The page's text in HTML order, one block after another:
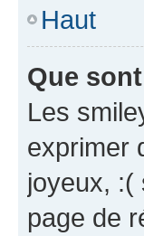
Haut
Que
Les
exprimer
joyeux, :(
page de